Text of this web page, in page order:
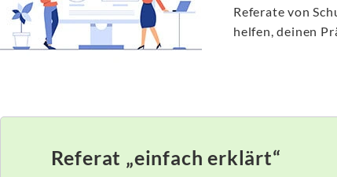
Referate von
helfen, deinen
Referat „einfach erklärt“